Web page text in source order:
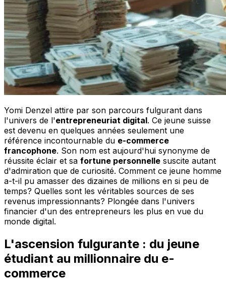
Yomi Denzel attire par son parcours fulgurant dans
l'univers de l'entrepreneuriat digital. Ce jeune suisse
est devenu en quelques années seulement une
référence incontournable du e-commerce
francophone. Son nom est aujourd'hui synonyme de
réussite éclair et sa fortune personnelle suscite autant
d'admiration que de curiosité. Comment ce jeune homme
a-t-il pu amasser des dizaines de millions en si peu de
temps? Quelles sont les véritables sources de ses
revenus impressionnants? Plongée dans l'univers
financier d'un des entrepreneurs les plus en vue du
monde digital.
L'ascension fulgurante : du jeune
étudiant au millionnaire du e-
commerce